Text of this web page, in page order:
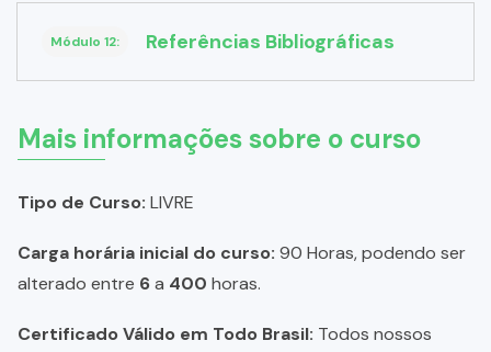
Módulo 12: Referências Bibliográficas
Mais informações sobre o curso
Tipo de Curso: LIVRE
Carga horária inicial do curso: 90 Horas, podendo ser
alterado entre 6a 400 horas.
Certificado Válido em Todo Brasil: Todos nossos